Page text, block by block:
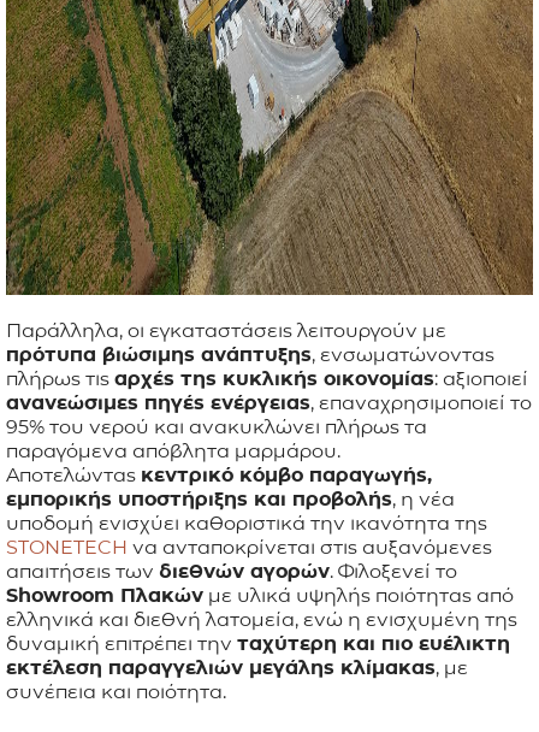
Παράλληλα, οι εγκαταστάσεις λειτουργούν με
πρότυπα βιώσιμης ανάπτυξης, ενσωματώνοντας
πλήρως τις αρχές της κυκλικής οικονομίας: αξιοποιεί
ανανεώσιμες πηγές ενέργειας, επαναχρησιμοποιεί το
95% του νερού και ανακυκλώνει πλήρως τα
παραγόμενα απόβλητα μαρμάρου.
Αποτελώντας κεντρικό κόμβο παραγωγής,
εμπορικής υποστήριξης και προβολής, η νέα
υποδομή ενισχύει καθοριστικά την ικανότητα της
STONETECH να ανταποκρίνεται στις αυξανόμενες
απαιτήσεις των διεθνών αγορών. Φιλοξενεί το
Showroom Πλακών με υλικά υψηλής ποιότητας από
ελληνικά και διεθνή λατομεία, ενώ η ενισχυμένη της
δυναμική επιτρέπει την ταχύτερη και πιο ευέλικτη
εκτέλεση παραγγελιών μεγάλης κλίμακας, με
συνέπεια και ποιότητα.